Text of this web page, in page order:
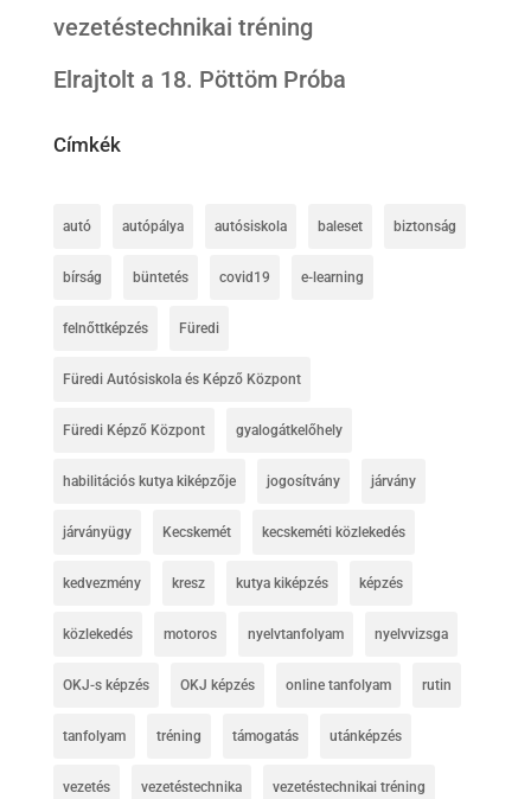
vezetéstechnikai tréning
Elrajtolt a 18. Pöttöm Próba
Címkék
autó autópálya autósiskola baleset biztonság
bírság büntetés covid19 e-learning
felnőttképzés Füredi
Füredi Autósiskola és Képző Központ
Füredi Képző Központ gyalogátkelőhely
habilitációs kutya kiképzője jogosítvány járvány
járványügy Kecskemét kecskeméti közlekedés
kedvezmény kresz kutya kiképzés képzés
közlekedés motoros nyelvtanfolyam nyelvvizsga
OKJ-s képzés OKJ képzés online tanfolyam rutin
tanfolyam tréning támogatás utánképzés
vezetés vezetéstechnika vezetéstechnikai tréning